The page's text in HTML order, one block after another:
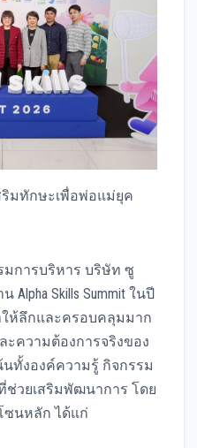
ริมทักษะเพื่อพ่อแม่ยุค
การบริหาร บริษัท ซู
Alpha Skills Summit ในปี
ห้ลึกและครอบคลุมมาก
ความต้องการจริงของ
ทั้งองค์ความรู้ กิจกรรม
ช่วยเสริมพัฒนาการ โดย
ซนหลัก ได้แก่